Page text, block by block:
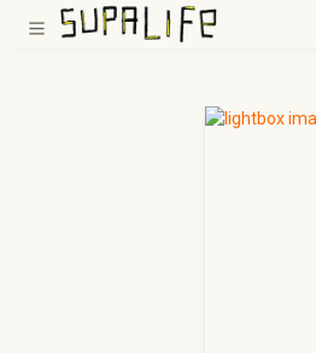
Zum Hauptinhalt springen